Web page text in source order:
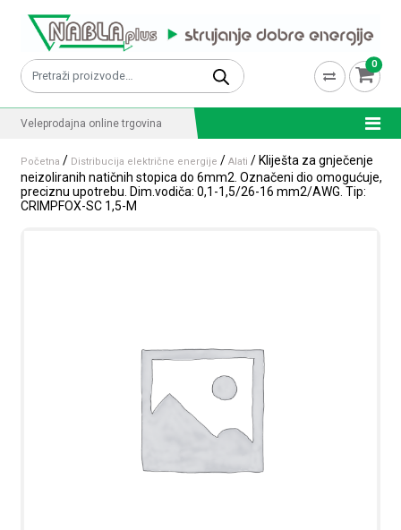
Pretraži: 0
Veleprodajna online trgovina
Početna / Distribucija električne energije /Alati / Kliješta za gnječenje
neizoliranih natičnih stopica do 6mm2. Označeni dio omogućuje,
preciznu upotrebu. Dim.vodiča: 0,1-1,5/26-16 mm2/AWG. Tip:
CRIMPFOX-SC 1,5-M